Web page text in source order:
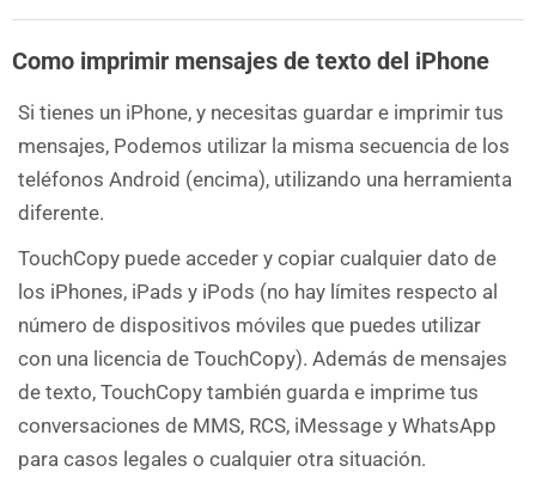
Como imprimir mensajes de texto del iPhone
Si tienes un iPhone, y necesitas guardar e imprimir tus
mensajes, Podemos utilizar la misma secuencia de los
teléfonos Android (encima), utilizando una herramienta
diferente.
TouchCopy puede acceder y copiar cualquier dato de
los iPhones, iPads y iPods (no hay límites respecto al
número de dispositivos móviles que puedes utilizar
con una licencia de TouchCopy). Además de mensajes
de texto, TouchCopy también guarda e imprime tus
conversaciones de MMS, RCS, iMessage y WhatsApp
para casos legales o cualquier otra situación.